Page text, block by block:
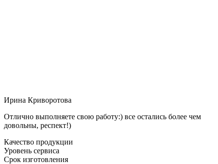
Ирина Криворотова
Отлично выполняете свою работу:) все остались более чем
довольны, респект!)
Качество продукции
Уровень сервиса
Срок изготовления